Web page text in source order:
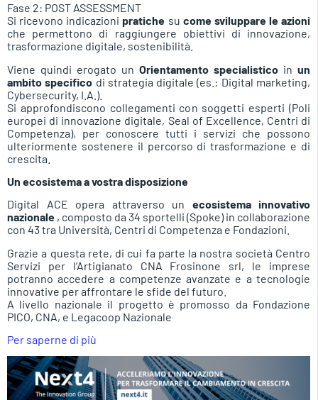
Fase 2: POST ASSESSMENT
Si ricevono indicazionipratiche su come sviluppare le azioni
che permettono di raggiungere obiettivi di innovazione,
trasformazione digitale, sostenibilità.
Viene quindi erogato un Orientamento specialistico in un
ambito specifico di strategia digitale (es.: Digital marketing,
Cybersecurity, I.A.).
Si approfondiscono collegamenti con soggetti esperti (Poli
europei di innovazione digitale, Seal of Excellence, Centri di
Competenza), per conoscere tutti i servizi che possono
ulteriormente sostenere il percorso di trasformazione e di
crescita.
Un ecosistema a vostra disposizione
Digital ACE opera attraverso un ecosistema innovativo
nazionale , composto da 34 sportelli (Spoke) in collaborazione
con 43 tra Università, Centri di Competenza e Fondazioni.
Grazie a questa rete, di cui fa parte la nostra società Centro
Servizi per l’Artigianato CNA Frosinone srl, le imprese
potranno accedere a competenze avanzate e a tecnologie
innovative per affrontare le sfide del futuro.
A livello nazionale il progetto è promosso da Fondazione
PICO, CNA, e Legacoop Nazionale
Per saperne di più